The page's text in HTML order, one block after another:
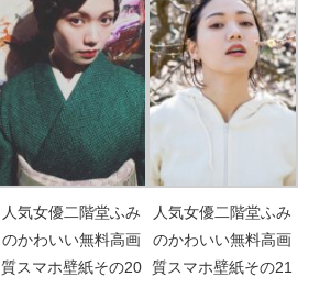
人気女優二階堂ふみ
のかわいい無料高画
質スマホ壁紙その20
人気女優二階堂ふみ
のかわいい無料高画
質スマホ壁紙その21